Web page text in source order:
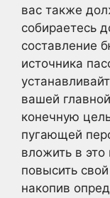
вас также
собираетесь
составление
источника
вашей
конечную
пугающей
вложить в
повысить
накопив